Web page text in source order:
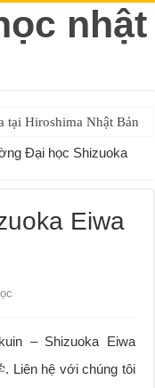
tại Hiroshima Nhật Bản
Nhật Bản
Đại học Shizuoka
Eiwa
– Shizuoka Eiwa
Liên hệ với chúng tôi